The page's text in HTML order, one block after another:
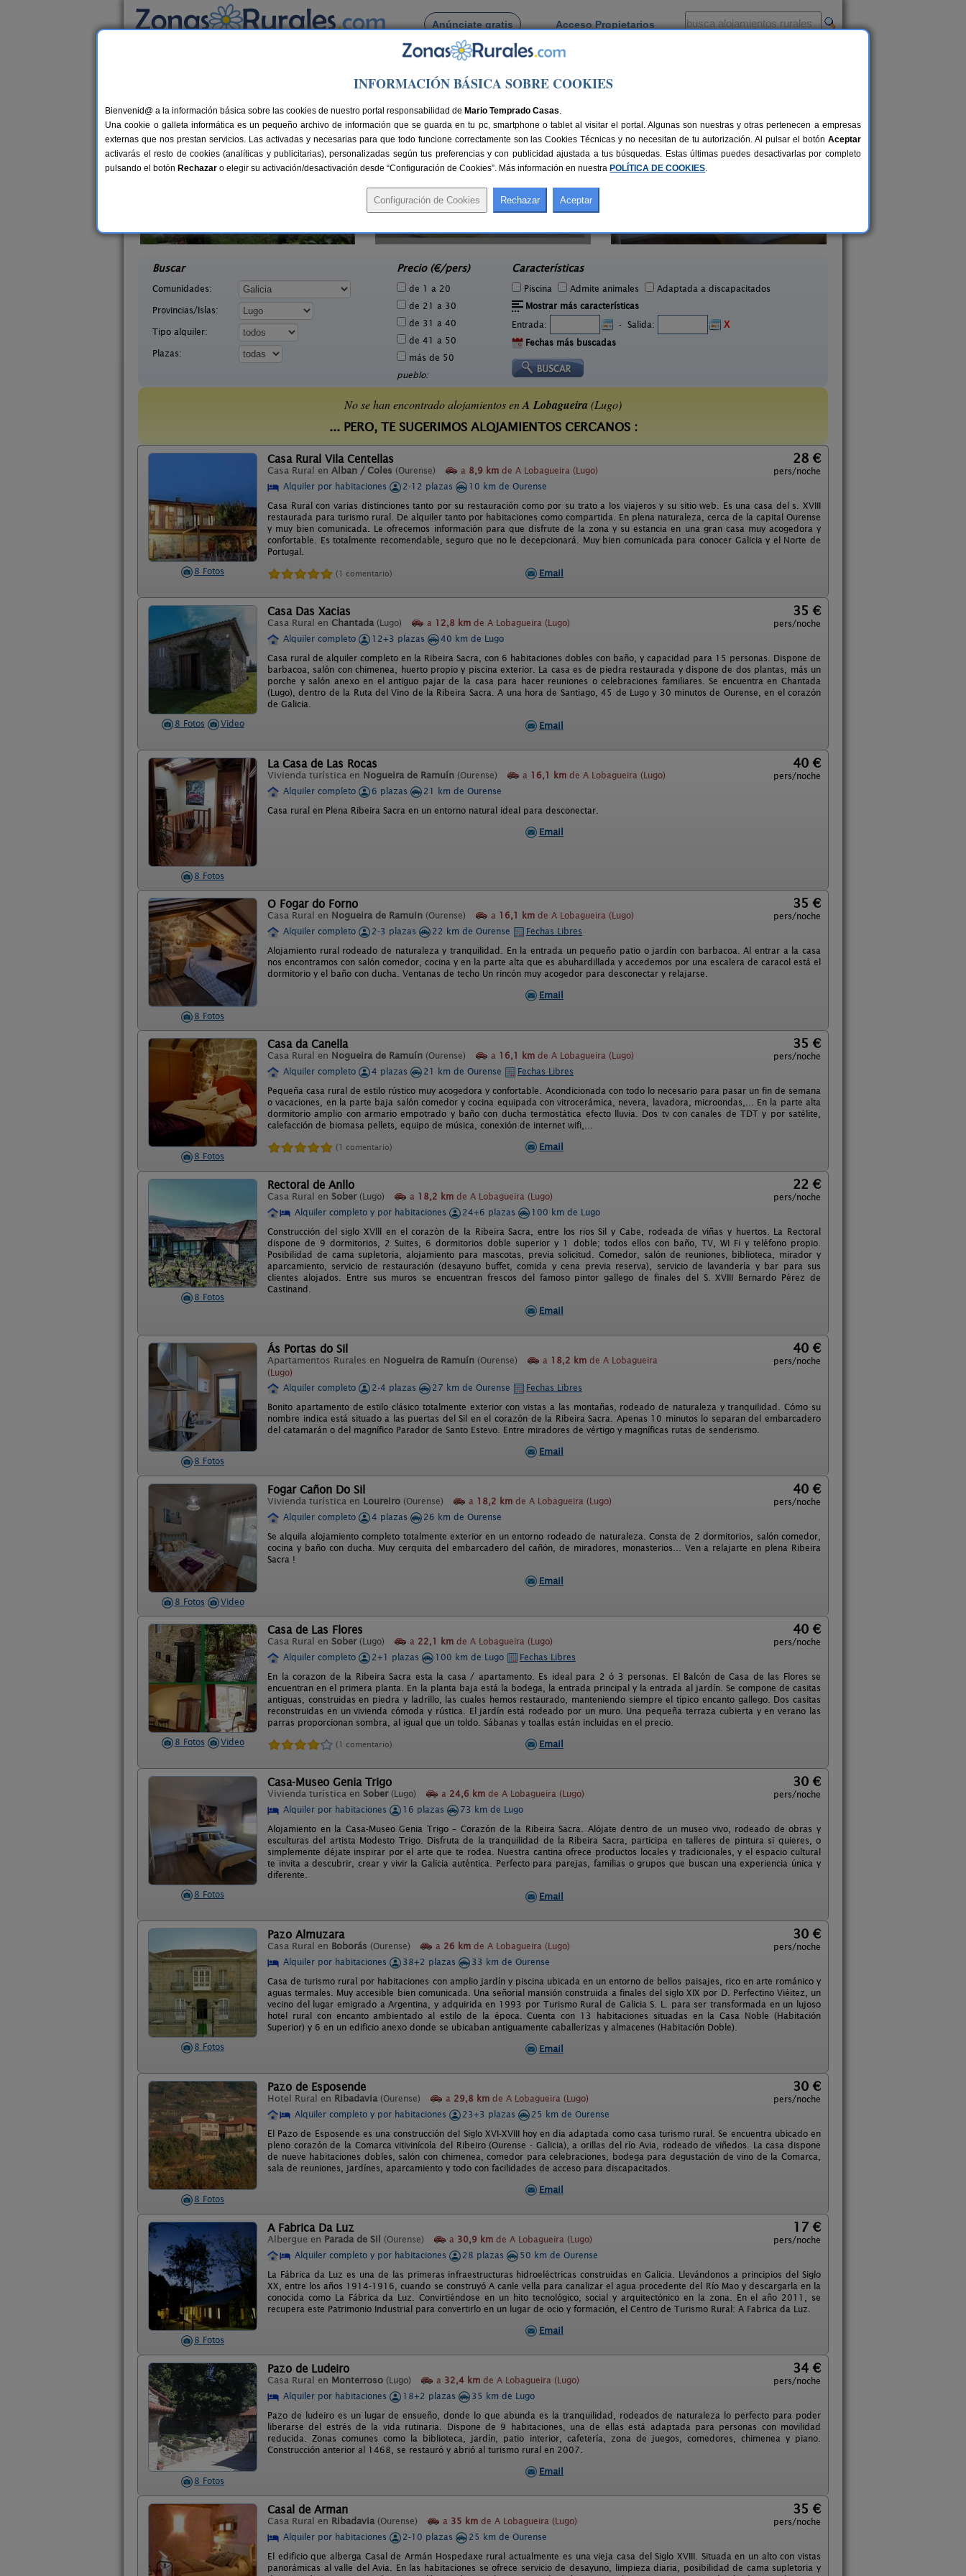
Anúnciate gratis Acceso Propietarios
Busca por pueblo
Casas Rurales cerca de A Lobagueira
20 €
Casa-Museo Genia Trigo
Buscar
Comunidades:
Provincias/Islas:
Tipo alquiler:
Plazas:
Precio (€/pers)
de 1 a 20
de 21 a 30
de 31 a 40
de 41 a 50
más de 50
pueblo:
Características
Piscina Admite animales
Adaptada a discapacitados
Mostrar más características
Entrada:
- Salida:
X
Fechas más buscadas
No se han encontrado alojamientos enA Lobagueira (Lugo)
... PERO, TE SUGERIMOS ALOJAMIENTOS CERCANOS :
8 Fotos
Casa Rural Vila Centellas
Casa Rural en Alban / Coles (Ourense) a 8,9 km de A Lobagueira (Lugo)
28 €
pers/noche
Alquiler por habitaciones
2-12 plazas
10 km de Ourense
Casa Rural con varias distinciones tanto por su restauración como por su trato a los viajeros y su sitio web. Es una casa del s. XVIII
restaurada para turismo rural. De alquiler tanto por habitaciones como compartida. En plena naturaleza, cerca de la capital Ourense
y muy bien comunicada. Le ofrecemos información para que disfrute de la zona y su estancia en una gran casa muy acogedora y
confortable. Es totalmente recomendable, seguro que no le decepcionará. Muy bien comunicada para conocer Galicia y el Norte de
Portugal.
(1 comentario) Email
8 Fotos Video
Casa Das Xacias
Casa Rural en Chantada (Lugo) a 12,8 km de A Lobagueira (Lugo)
35 €
pers/noche
Alquiler completo
12+3 plazas
40 km de Lugo
Casa rural de alquiler completo en la Ribeira Sacra, con 6 habitaciones dobles con baño, y capacidad para 15 personas. Dispone de
barbacoa, salón con chimenea, huerto propio y piscina exterior. La casa es de piedra restaurada y dispone de dos plantas, más un
porche y salón anexo en el antiguo pajar de la casa para hacer reuniones o celebraciones familiares. Se encuentra en Chantada
(Lugo), dentro de la Ruta del Vino de la Ribeira Sacra. A una hora de Santiago, 45 de Lugo y 30 minutos de Ourense, en el corazón
de Galicia.
Email
8 Fotos
La Casa de Las Rocas
Vivienda turística en Nogueira de Ramuín (Ourense) a 16,1 km de A Lobagueira (Lugo)
40 €
pers/noche
Alquiler completo
6 plazas
21 km de Ourense
Casa rural en Plena Ribeira Sacra en un entorno natural ideal para desconectar.
Email
8 Fotos
O Fogar do Forno
Casa Rural en Nogueira de Ramuin (Ourense) a 16,1 km de A Lobagueira (Lugo)
35 €
pers/noche
Alquiler completo
2-3 plazas 22 km de Ourense
Fechas Libres
Alojamiento rural rodeado de naturaleza y tranquilidad. En la entrada un pequeño patio o jardín con barbacoa. Al entrar a la casa
nos encontramos con salón comedor, cocina y en la parte alta que es abuhardillada y accedemos por una escalera de caracol está el
dormitorio y el baño con ducha. Ventanas de techo Un rincón muy acogedor para desconectar y relajarse.
Email
8 Fotos
Casa da Canella
Casa Rural en Nogueira de Ramuín (Ourense) a 16,1 km de A Lobagueira (Lugo)
35 €
pers/noche
Alquiler completo
4 plazas 21 km de Ourense
Fechas Libres
Pequeña casa rural de estilo rústico muy acogedora y confortable. Acondicionada con todo lo necesario para pasar un fin de semana
o vacaciones, en la parte baja salón comedor y cocina equipada con vitrocerámica, nevera, lavadora, microondas,... En la parte alta
dormitorio amplio con armario empotrado y baño con ducha termostática efecto lluvia. Dos tv con canales de TDT y por satélite,
calefacción de biomasa pellets, equipo de música, conexión de internet wifi,...
(1 comentario) Email
8 Fotos
Rectoral de Anllo
Casa Rural en Sober (Lugo) a 18,2 km de A Lobagueira (Lugo)
22 €
pers/noche
Alquiler completo y por habitaciones
24+6 plazas
100 km de Lugo
Construcción del siglo XVlll en el corazòn de la Ribeira Sacra, entre los rios Sil y Cabe, rodeada de viñas y huertos. La Rectoral
dispone de 9 dormitorios, 2 Suites, 6 dormitorios doble superior y 1 doble; todos ellos con baño, TV, WI Fi y teléfono propio.
Posibilidad de cama supletoria, alojamiento para mascotas, previa solicitud. Comedor, salón de reuniones, biblioteca, mirador y
aparcamiento, servicio de restauración (desayuno buffet, comida y cena previa reserva), servicio de lavandería y bar para sus
clientes alojados. Entre sus muros se encuentran frescos del famoso pintor gallego de finales del S. XVIII Bernardo Pérez de
Castinand.
Email
8 Fotos
Ás Portas do Sil
Apartamentos Rurales en Nogueira de Ramuín (Ourense) a 18,2 km de A Lobagueira
(Lugo)
40 €
pers/noche
Alquiler completo 2-4 plazas 27 km de Ourense
Fechas Libres
Bonito apartamento de estilo clásico totalmente exterior con vistas a las montañas, rodeado de naturaleza y tranquilidad. Cómo su
nombre indica está situado a las puertas del Sil en el corazón de la Ribeira Sacra. Apenas 10 minutos lo separan del embarcadero
del catamarán o del magnífico Parador de Santo Estevo. Entre miradores de vértigo y magníficas rutas de senderismo.
Email
8 Fotos Video
Fogar Cañon Do Sil
Vivienda turística en Loureiro (Ourense) a 18,2 km de A Lobagueira (Lugo)
40 €
pers/noche
Alquiler completo
4 plazas
26 km de Ourense
Se alquila alojamiento completo totalmente exterior en un entorno rodeado de naturaleza. Consta de 2 dormitorios, salón comedor,
cocina y baño con ducha. Muy cerquita del embarcadero del cañón, de miradores, monasterios... Ven a relajarte en plena Ribeira
Sacra !
Email
8 Fotos Video
Casa de Las Flores
Casa Rural en Sober (Lugo) a 22,1 km de A Lobagueira (Lugo)
40 €
pers/noche
Alquiler completo
2+1 plazas 100 km de Lugo
Fechas Libres
En la corazon de la Ribeira Sacra esta la casa / apartamento. Es ideal para 2 ó 3 personas. El Balcón de Casa de las Flores se
encuentran en el primera planta. En la planta baja está la bodega, la entrada principal y la entrada al jardín. Se compone de casitas
antiguas, construidas en piedra y ladrillo, las cuales hemos restaurado, manteniendo siempre el típico encanto gallego. Dos casitas
reconstruidas en un vivienda cómoda y rústica. El jardín está rodeado por un muro. Una pequeña terraza cubierta y en verano las
parras proporcionan sombra, al igual que un toldo. Sábanas y toallas están incluidas en el precio.
(1 comentario) Email
8 Fotos
Casa-Museo Genia Trigo
Vivienda turística en Sober (Lugo) a 24,6 km de A Lobagueira (Lugo)
30 €
pers/noche
Alquiler por habitaciones
16 plazas
73 km de Lugo
Alojamiento en la Casa-Museo Genia Trigo – Corazón de la Ribeira Sacra. Alójate dentro de un museo vivo, rodeado de obras y
esculturas del artista Modesto Trigo. Disfruta de la tranquilidad de la Ribeira Sacra, participa en talleres de pintura si quieres, o
simplemente déjate inspirar por el arte que te rodea. Nuestra cantina ofrece productos locales y tradicionales, y el espacio cultural
te invita a descubrir, crear y vivir la Galicia auténtica. Perfecto para parejas, familias o grupos que buscan una experiencia única y
diferente.
Email
8 Fotos
Pazo Almuzara
Casa Rural en Boborás (Ourense) a 26 km de A Lobagueira (Lugo)
30 €
pers/noche
Alquiler por habitaciones
38+2 plazas
33 km de Ourense
Casa de turismo rural por habitaciones con amplio jardín y piscina ubicada en un entorno de bellos paisajes, rico en arte románico y
aguas termales. Muy accesible bien comunicada. Una señorial mansión construida a finales del siglo XIX por D. Perfectino Viéitez, un
vecino del lugar emigrado a Argentina, y adquirida en 1993 por Turismo Rural de Galicia S. L. para ser transformada en un lujoso
hotel rural con encanto ambientado al estilo de la época. Cuenta con 13 habitaciones situadas en la Casa Noble (Habitación
Superior) y 6 en un edificio anexo donde se ubicaban antiguamente caballerizas y almacenes (Habitación Doble).
Email
8 Fotos
Pazo de Esposende
Hotel Rural en Ribadavia (Ourense) a 29,8 km de A Lobagueira (Lugo)
30 €
pers/noche
Alquiler completo y por habitaciones
23+3 plazas
25 km de Ourense
El Pazo de Esposende es una construcción del Siglo XVI-XVIII hoy en dia adaptada como casa turismo rural. Se encuentra ubicado en
pleno corazón de la Comarca vitivinícola del Ribeiro (Ourense - Galicia), a orillas del río Avia, rodeado de viñedos. La casa dispone
de nueve habitaciones dobles, salón con chimenea, comedor para celebraciones, bodega para degustación de vino de la Comarca,
sala de reuniones, jardínes, aparcamiento y todo con facilidades de acceso para discapacitados.
Email
8 Fotos
A Fabrica Da Luz
Albergue en Parada de Sil (Ourense) a 30,9 km de A Lobagueira (Lugo)
17 €
pers/noche
Alquiler completo y por habitaciones
28 plazas
50 km de Ourense
La Fábrica da Luz es una de las primeras infraestructuras hidroeléctricas construidas en Galicia. Llevándonos a principios del Siglo
XX, entre los años 1914-1916, cuando se construyó A canle vella para canalizar el agua procedente del Río Mao y descargarla en la
conocida como La Fábrica da Luz. Convirtiéndose en un hito tecnológico, social y arquitectónico en la zona. En el año 2011, se
recupera este Patrimonio Industrial para convertirlo en un lugar de ocio y formación, el Centro de Turismo Rural: A Fabrica da Luz.
Email
8 Fotos
Pazo de Ludeiro
Casa Rural en Monterroso (Lugo) a 32,4 km de A Lobagueira (Lugo)
34 €
pers/noche
Alquiler por habitaciones
18+2 plazas
35 km de Lugo
Pazo de ludeiro es un lugar de ensueño, donde lo que abunda es la tranquilidad, rodeados de naturaleza lo perfecto para poder
liberarse del estrés de la vida rutinaria. Dispone de 9 habitaciones, una de ellas está adaptada para personas con movilidad
reducida. Zonas comunes como la biblioteca, jardín, patio interior, cafetería, zona de juegos, comedores, chimenea y piano.
Construcción anterior al 1468, se restauró y abrió al turismo rural en 2007.
Email
Casal de Arman
Casa Rural en Ribadavia (Ourense) a 35 km de A Lobagueira (Lugo)
35 €
pers/noche
Alquiler por habitaciones
2-10 plazas
25 km de Ourense
El edificio que alberga Casal de Armán Hospedaxe rural actualmente es una vieja casa del Siglo XVIII. Situada en un alto con vistas
panorámicas al valle del Avia. En las habitaciones se ofrece servicio de desayuno, limpieza diaria, posibilidad de cama supletoria y
INFORMACIÓN BÁSICA SOBRE COOKIES
Bienvenid@ a la información básica sobre las cookies de nuestro portal responsabilidad de Mario Temprado Casas.
Una cookie o galleta informática es un pequeño archivo de información que se guarda en tu pc, smartphone o tablet al visitar el portal. Algunas son nuestras y otras pertenecen a empresas
externas que nos prestan servicios. Las activadas y necesarias para que todo funcione correctamente son las Cookies Técnicas y no necesitan de tu autorización. Al pulsar el botón Aceptar
activarás el resto de cookies (analíticas y publicitarias), personalizadas según tus preferencias y con publicidad ajustada a tus búsquedas. Estas últimas puedes desactivarlas por completo
pulsando el botón Rechazar o elegir su activación/desactivación desde “Configuración de Cookies”. Más información en nuestra POLÍTICA DE COOKIES.